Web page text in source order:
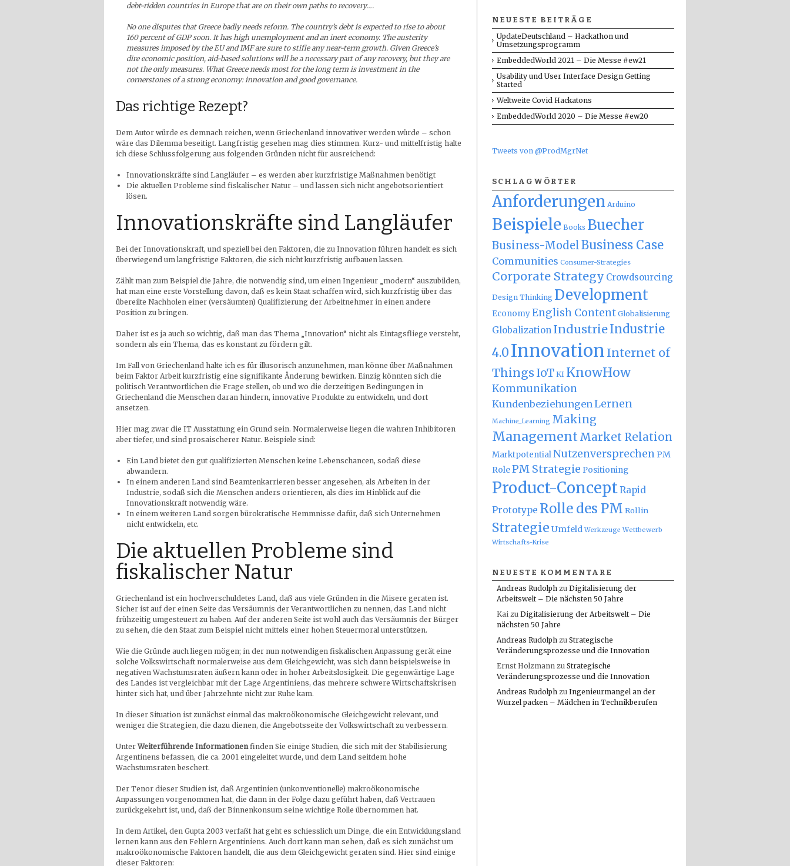
debt-ridden countries in Europe that are on their own paths to recovery….
No one disputes that Greece badly needs reform. The country’s debt is expected to rise to about
160 percent of GDP soon. It has high unemployment and an inert economy. The austerity
measures imposed by the EU and IMF are sure to stifle any near-term growth. Given Greece’s
dire economic position, aid-based solutions will be a necessary part of any recovery, but they are
not the only measures. What Greece needs most for the long term is investment in the
cornerstones of a strong economy: innovation and good governance.
Das richtige Rezept?
Dem Autor würde es demnach reichen, wenn Griechenland innovativer werden würde – schon
wäre das Dilemma beseitigt. Langfristig gesehen mag dies stimmen. Kurz- und mittelfristig halte
ich diese Schlussfolgerung aus folgenden Gründen nicht für ausreichend:
Innovationskräfte sind Langläufer – es werden aber kurzfristige Maßnahmen benötigt
Die aktuellen Probleme sind fiskalischer Natur – und lassen sich nicht angebotsorientiert
lösen.
Innovationskräfte sind Langläufer
Bei der Innovationskraft, und speziell bei den Faktoren, die zu Innovation führen handelt es sich
überwiegend um langfristige Faktoren, die sich nicht kurzfristig aufbauen lassen.
Zählt man zum Beispiel die Jahre, die notwendig sind, um einen Ingenieur „modern“ auszubilden,
hat man eine erste Vorstellung davon, daß es kein Staat schaffen wird, sich kurzfristig über das
übereilte Nachholen einer (versäumten) Qualifizierung der Arbeitnehmer in einen andere
Position zu bringen.
Daher ist es ja auch so wichtig, daß man das Thema „Innovation“ nicht als Eintagsfliege versteht,
sondern als ein Thema, das es konstant zu fördern gilt.
Im Fall von Griechenland halte ich es für illusorisch anzunehmen, man könne über Maßnahmen
beim Faktor Arbeit kurzfristig eine signifikante Änderung bewirken. Einzig könnten sich die
politisch Verantwortlichen die Frage stellen, ob und wo die derzeitigen Bedingungen in
Griechenland die Menschen daran hindern, innovative Produkte zu entwickeln, und dort
ansetzen.
Hier mag zwar die IT Ausstattung ein Grund sein. Normalerweise liegen die wahren Inhibitoren
aber tiefer, und sind prosaischerer Natur. Beispiele sind:
Ein Land bietet den gut qualifizierten Menschen keine Lebenschancen, sodaß diese
abwandern.
In einem anderen Land sind Beamtenkarrieren besser angesehen, als Arbeiten in der
Industrie, sodaß sich die Menschen anders orientieren, als dies im Hinblick auf die
Innovationskraft notwendig wäre.
In einem weiteren Land sorgen bürokratische Hemmnisse dafür, daß sich Unternehmen
nicht entwickeln, etc.
Die aktuellen Probleme sind
fiskalischer Natur
Griechenland ist ein hochverschuldetes Land, daß aus viele Gründen in die Misere geraten ist.
Sicher ist auf der einen Seite das Versäumnis der Verantwortlichen zu nennen, das Land nicht
frühzeitig umgesteuert zu haben. Auf der anderen Seite ist wohl auch das Versäumnis der Bürger
zu sehen, die den Staat zum Beispiel nicht mittels einer hohen Steuermoral unterstützen.
Wie die Gründe auch liegen mögen; in der nun notwendigen fiskalischen Anpassung gerät eine
solche Volkswirtschaft normalerweise aus dem Gleichgewicht, was sich dann beispielsweise in
negativen Wachstumsraten äußern kann oder in hoher Arbeitslosigkeit. Die gegenwärtige Lage
des Landes ist vergleichbar mit der Lage Argentiniens, das mehrere schwere Wirtschaftskrisen
hinter sich hat, und über Jahrzehnte nicht zur Ruhe kam.
In dieser Situation ist zunächst einmal das makroökonomische Gleichgewicht relevant, und
weniger die Strategien, die dazu dienen, die Angebotsseite der Volkswirtschaft zu verbessern.
UnterWeiterführende Informationen finden Sie einige Studien, die sich mit der Stabilisierung
Argentinens befassen, die ca. 2001 eingeleitet wurde, und dem Land seitdem hohe
Wachstumsraten beschert.
Der Tenor dieser Studien ist, daß Argentinien (unkonventionelle) makroökonomische
Anpassungen vorgenommen hat, die dann in der Folge dazu geführt haben, daß Vertrauen
zurückgekehrt ist, und, daß der Binnenkonsum seine wichtige Rolle übernommen hat.
In dem Artikel, den Gupta 2003 verfaßt hat geht es schiesslich um Dinge, die ein Entwicklungsland
lernen kann aus den Fehlern Argentiniens. Auch dort kann man sehen, daß es sich zunächst um
makroökonomische Faktoren handelt, die aus dem Gleichgewicht geraten sind. Hier sind einige
dieser Faktoren:
NEUESTE BEITRÄGE
UpdateDeutschland – Hackathon und
Umsetzungsprogramm
EmbeddedWorld 2021 – Die Messe #ew21
Usability und User Interface Design Getting
Started
Weltweite Covid Hackatons
EmbeddedWorld 2020 – Die Messe #ew20
Tweets von @ProdMgrNet
SCHLAGWÖRTER
Anforderungen Arduino
Beispiele Books Buecher
Business-Model Business Case
Communities Consumer-Strategies
Corporate Strategy Crowdsourcing
Design Thinking Development
EconomyEnglish Content Globalisierung
Globalization IndustrieIndustrie
4.0Innovation Internet of
ThingsIoT KI KnowHow
Kommunikation
Kundenbeziehungen Lernen
Machine_Learning Making
Management Market Relation
MarktpotentialNutzenversprechen PM
RolePM Strategie Positioning
Product-ConceptRapid
Prototype Rolle des PM Rollin
Strategie Umfeld Werkzeuge Wettbewerb
Wirtschafts-Krise
NEUESTE KOMMENTARE
Andreas Rudolph zu Digitalisierung der
Arbeitswelt – Die nächsten 50 Jahre
Kai zu Digitalisierung der Arbeitswelt – Die
nächsten 50 Jahre
Andreas Rudolph zu Strategische
Veränderungsprozesse und die Innovation
Ernst Holzmann zu Strategische
Veränderungsprozesse und die Innovation
Andreas Rudolph zu Ingenieurmangel an der
Wurzel packen – Mädchen in Technikberufen